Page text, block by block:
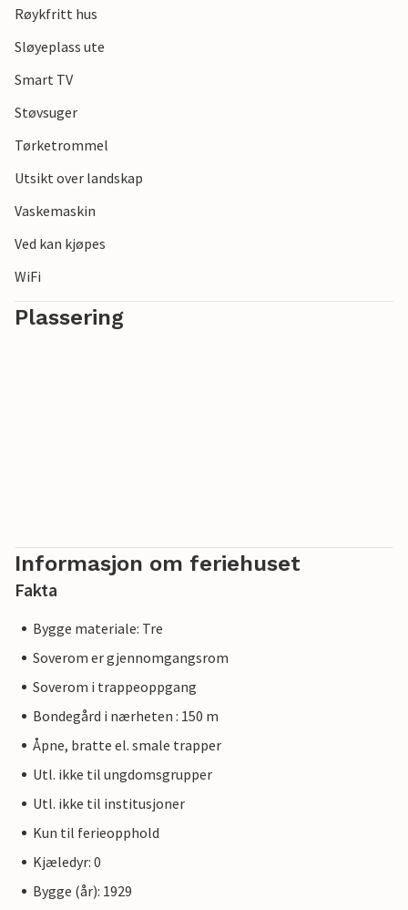
Røykfritt hus
Sløyeplass ute
Smart TV
Støvsuger
Tørketrommel
Utsikt over landskap
Vaskemaskin
Ved kan kjøpes
WiFi
Plassering
Informasjon om feriehuset
Fakta
Bygge materiale: Tre
Soverom er gjennomgangsrom
Soverom i trappeoppgang
Bondegård i nærheten : 150 m
Åpne, bratte el. smale trapper
Utl. ikke til ungdomsgrupper
Utl. ikke til institusjoner
Kun til ferieopphold
Kjæledyr: 0
Bygge (år): 1929